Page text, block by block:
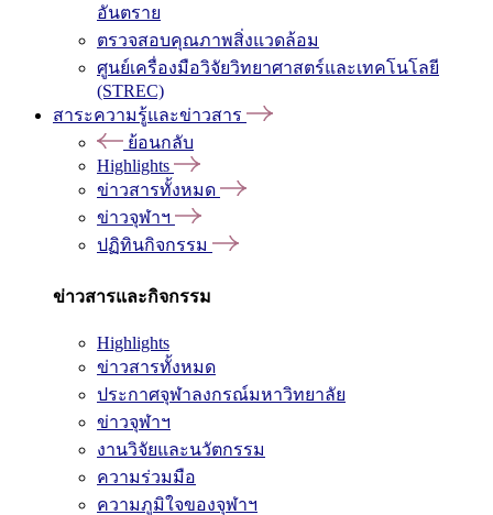
อันตราย
ตรวจสอบคุณภาพสิ่งแวดล้อม
ศูนย์เครื่องมือวิจัยวิทยาศาสตร์และเทคโนโลยี
(STREC)
สาระความรู้และข่าวสาร
ย้อนกลับ
Highlights
ข่าวสารทั้งหมด
ข่าวจุฬาฯ
ปฏิทินกิจกรรม
ข่าวสารและกิจกรรม
Highlights
ข่าวสารทั้งหมด
ประกาศจุฬาลงกรณ์มหาวิทยาลัย
ข่าวจุฬาฯ
งานวิจัยและนวัตกรรม
ความร่วมมือ
ความภูมิใจของจุฬาฯ